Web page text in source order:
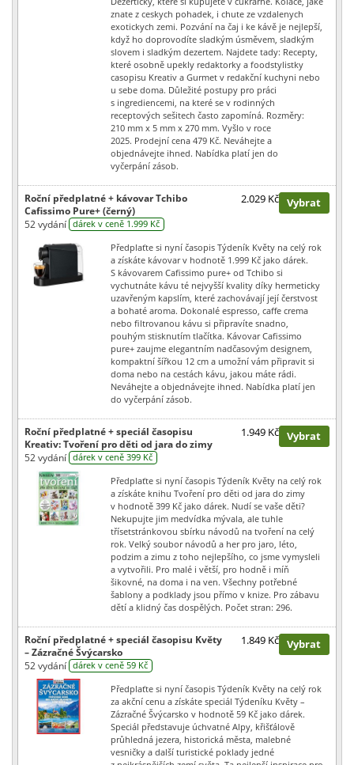
znate z ceskych pohadek, i chute ze vzdalenych
exotickych zemi. Pozvání na čaj i ke kávě je nejlepší,
když ho doprovodíte sladkým úsměvem, sladkým
slovem i sladkým dezertem. Najdete tady: Recepty,
které osobně upekly redaktorky a foodstylistky
casopisu Kreativ a Gurmet v redakční kuchyni nebo
u sebe doma. Důležité postupy pro práci
s ingrediencemi, na které se v rodinných
receptových sešitech často zapomíná. Rozměry:
210 mm x 5 mm x 270 mm. Vyšlo v roce
2025. Prodejní cena 479 Kč. Neváhejte a
objednávejte ihned. Nabídka platí jen do
vyčerpání zásob.
Roční předplatné + kávovar Tchibo
Cafissimo Pure+ (černý)
52 vydání dárek v ceně 1.999 Kč
2.029 Kč Vybrat
Předplaťte si nyní časopis Týdeník Květy na celý rok
a získáte kávovar v hodnotě 1.999 Kč jako dárek.
S kávovarem Cafissimo pure+ od Tchibo si
vychutnáte kávu té nejvyšší kvality díky hermeticky
uzavřeným kapslím, které zachovávají její čerstvost
a bohaté aroma. Dokonalé espresso, caffe crema
nebo filtrovanou kávu si připravíte snadno,
pouhým stisknutím tlačítka. Kávovar Cafissimo
pure+ zaujme elegantním nadčasovým designem,
kompaktní šířkou 12 cm a umožní vám připravit si
doma nebo na cestách kávu, jakou máte rádi.
Neváhejte a objednávejte ihned. Nabídka platí jen
do vyčerpání zásob.
Roční předplatné + speciál časopisu
Kreativ: Tvoření pro děti od jara do zimy
52 vydání dárek v ceně 399 Kč
1.949 Kč Vybrat
Předplaťte si nyní časopis Týdeník Květy na celý rok
a získáte knihu Tvoření pro děti od jara do zimy
v hodnotě 399 Kč jako dárek. Nudí se vaše děti?
Nekupujte jim medvídka mývala, ale tuhle
třísetstránkovou sbírku návodů na tvoření na celý
rok. Velký soubor návodů a her pro jaro, léto,
podzim a zimu z toho nejlepšího, co jsme vymysleli
a vytvořili. Pro malé i větší, pro hodně i míň
šikovné, na doma i na ven. Všechny potřebné
šablony a podklady jsou přímo v knize. Pro zábavu
dětí a klidný čas dospělých. Počet stran: 296.
Roční předplatné + speciál časopisu Květy
– Zázračné Švýcarsko
52 vydání dárek v ceně 59 Kč
1.849 Kč Vybrat
Předplaťte si nyní časopis Týdeník Květy na celý rok
za akční cenu a získáte speciál Týdeníku Květy –
Zázračné Švýcarsko v hodnotě 59 Kč jako dárek.
Speciál představuje úchvatné Alpy, křišťálově
průhledná jezera, historická města, malebné
vesničky a další turistické poklady jedné